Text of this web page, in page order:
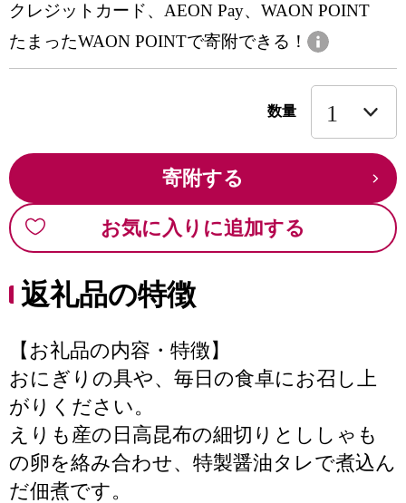
クレジットカード、AEON Pay、WAON POINT
たまったWAON POINTで寄附できる！
数量
寄附する
お気に入りに追加する
返礼品の特徴
【お礼品の内容・特徴】
おにぎりの具や、毎日の食卓にお召し上
がりください。
えりも産の日高昆布の細切りとししゃも
の卵を絡み合わせ、特製醤油タレで煮込ん
だ佃煮です。